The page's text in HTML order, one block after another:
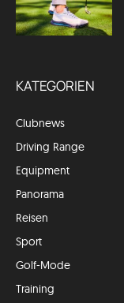
KATEGORIEN
Clubnews
Driving Range
Equipment
Panorama
Reisen
Sport
Golf-Mode
Training